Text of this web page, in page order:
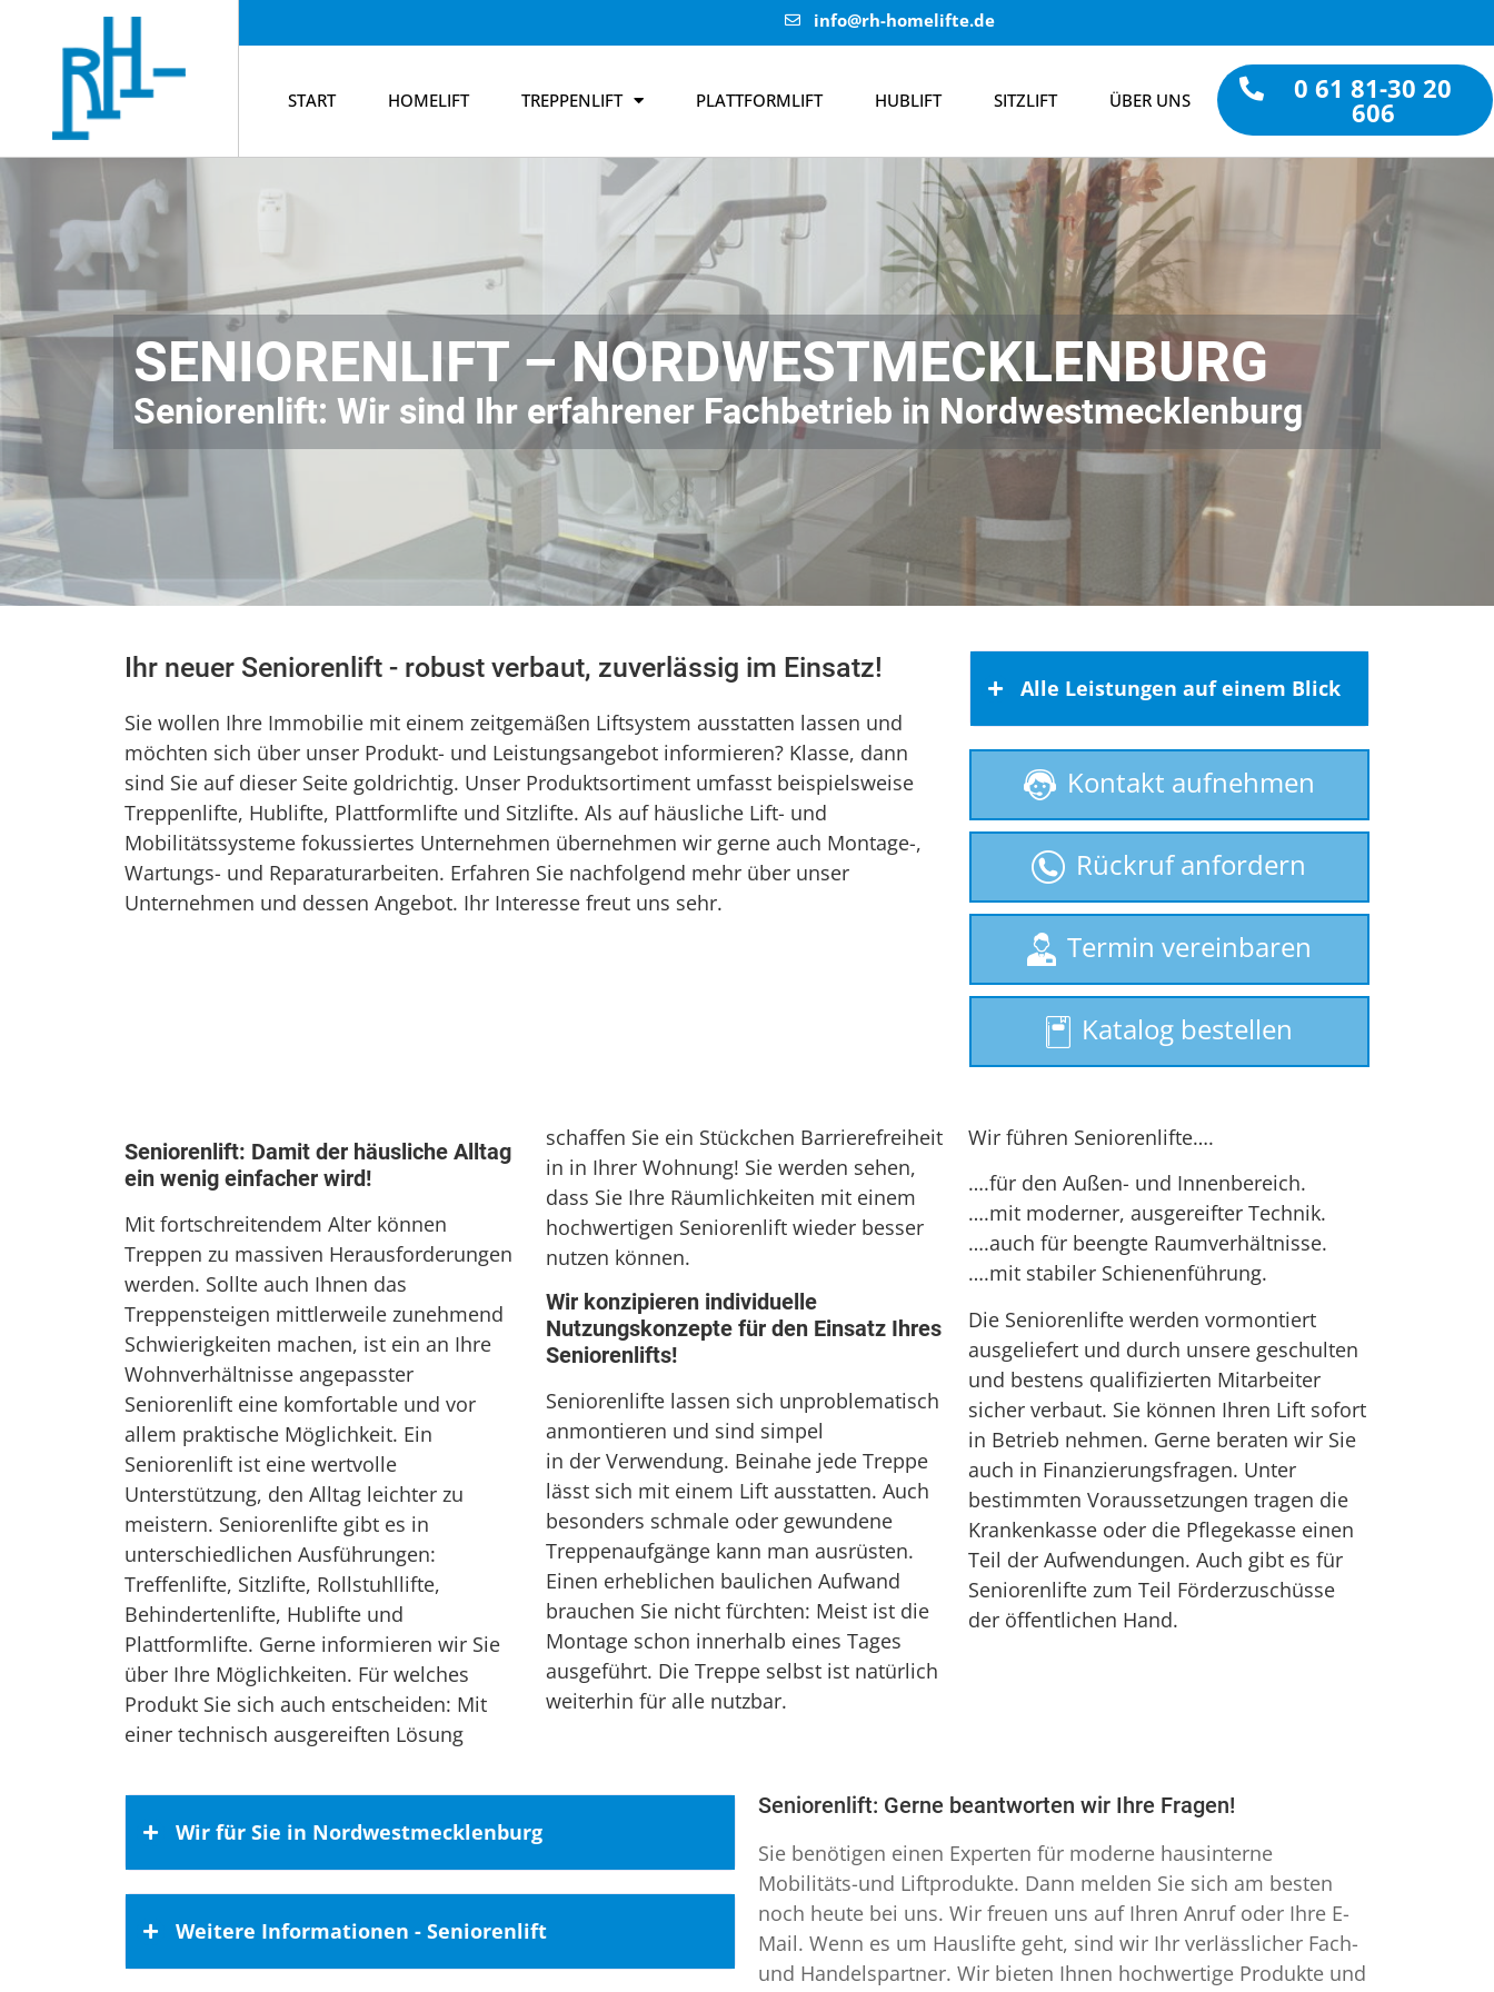
info@rh-homelifte.de
START HOMELIFT TREPPENLIFT PLATTFORMLIFT HUBLIFT SITZLIFT ÜBER UNS 0 61 81-30 20
606
SENIORENLIFT – NORDWESTMECKLENBURG
Seniorenlift: Wir sind Ihr erfahrener Fachbetrieb in Nordwestmecklenburg
Ihr neuer Seniorenlift - robust verbaut, zuverlässig im Einsatz!
Sie wollen Ihre Immobilie mit einem zeitgemäßen Liftsystem ausstatten lassen und
möchten sich über unser Produkt- und Leistungsangebot informieren? Klasse, dann
sind Sie auf dieser Seite goldrichtig. Unser Produktsortiment umfasst beispielsweise
Treppenlifte, Hublifte, Plattformlifte und Sitzlifte. Als auf häusliche Lift- und
Mobilitätssysteme fokussiertes Unternehmen übernehmen wir gerne auch Montage-,
Wartungs- und Reparaturarbeiten. Erfahren Sie nachfolgend mehr über unser
Unternehmen und dessen Angebot. Ihr Interesse freut uns sehr.
Alle Leistungen auf einem Blick
Behindertenlift
gebrauchte Treppenlifte
Homelift
Hublift
Rollstuhllift
Sitzlift
Treppenaufzug
Treppenlift
Treppenlift mieten
Kontakt aufnehmen
Rückruf anfordern
Termin vereinbaren
Katalog bestellen
Seniorenlift: Damit der häusliche Alltag
ein wenig einfacher wird!
Mit fortschreitendem Alter können
Treppen zu massiven Herausforderungen
werden. Sollte auch Ihnen das
Treppensteigen mittlerweile zunehmend
Schwierigkeiten machen, ist ein an Ihre
Wohnverhältnisse angepasster
Seniorenlift eine komfortable und vor
allem praktische Möglichkeit. Ein
Seniorenlift ist eine wertvolle
Unterstützung, den Alltag leichter zu
meistern. Seniorenlifte gibt es in
unterschiedlichen Ausführungen:
Treffenlifte, Sitzlifte, Rollstuhllifte,
Behindertenlifte, Hublifte und
Plattformlifte. Gerne informieren wir Sie
über Ihre Möglichkeiten. Für welches
Produkt Sie sich auch entscheiden: Mit
einer technisch ausgereiften Lösung
schaffen Sie ein Stückchen Barrierefreiheit
in in Ihrer Wohnung! Sie werden sehen,
dass Sie Ihre Räumlichkeiten mit einem
hochwertigen Seniorenlift wieder besser
nutzen können.
Wir konzipieren individuelle
Nutzungskonzepte für den Einsatz Ihres
Seniorenlifts!
Seniorenlifte lassen sich unproblematisch
anmontieren und sind simpel
in der Verwendung. Beinahe jede Treppe
lässt sich mit einem Lift ausstatten. Auch
besonders schmale oder gewundene
Treppenaufgänge kann man ausrüsten.
Einen erheblichen baulichen Aufwand
brauchen Sie nicht fürchten: Meist ist die
Montage schon innerhalb eines Tages
ausgeführt. Die Treppe selbst ist natürlich
weiterhin für alle nutzbar.
Wir führen Seniorenlifte….
….für den Außen- und Innenbereich.
….mit moderner, ausgereifter Technik.
….auch für beengte Raumverhältnisse.
….mit stabiler Schienenführung.
Die Seniorenlifte werden vormontiert
ausgeliefert und durch unsere geschulten
und bestens qualifizierten Mitarbeiter
sicher verbaut. Sie können Ihren Lift sofort
in Betrieb nehmen. Gerne beraten wir Sie
auch in Finanzierungsfragen. Unter
bestimmten Voraussetzungen tragen die
Krankenkasse oder die Pflegekasse einen
Teil der Aufwendungen. Auch gibt es für
Seniorenlifte zum Teil Förderzuschüsse
der öffentlichen Hand.
Wir für Sie in Nordwestmecklenburg
Unser Einzugsbereich umfasst auch den Kreis
Weitere Informationen - Seniorenlift
Seniorenlift: Gerne beantworten wir Ihre Fragen!
Sie benötigen einen Experten für moderne hausinterne
Mobilitäts-und Liftprodukte. Dann melden Sie sich am besten
noch heute bei uns. Wir freuen uns auf Ihren Anruf oder Ihre E-
Mail. Wenn es um Hauslifte geht, sind wir Ihr verlässlicher Fach-
und Handelspartner. Wir bieten Ihnen hochwertige Produkte und